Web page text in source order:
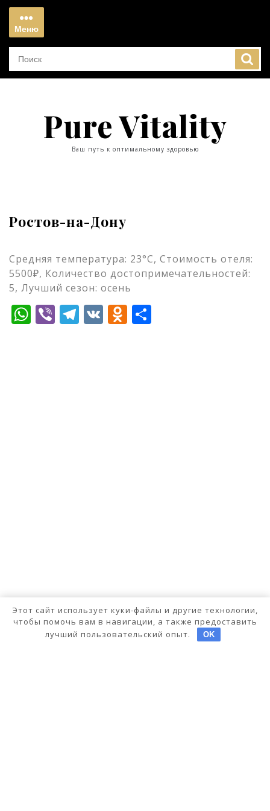
Перейти
содержимому
Меню
Меню
Pure Vitality
Ваш путь к оптимальному здоровью
Ростов-на-Дону
Средняя температура: 23°C, Стоимость отеля:
5500₽, Количество достопримечательностей:
5, Лучший сезон: осень
WhatsApp
ViberTelegram
VKOdnoklassniki
Этот сайт использует куки-файлы и другие технологии,
чтобы помочь вам в навигации, а также предоставить
лучший пользовательский опыт.
OK